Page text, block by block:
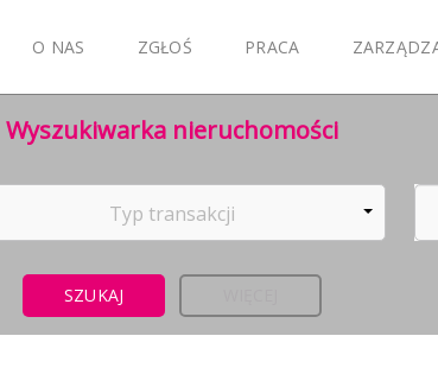
O NAS ZGŁOŚ PRACA
Wyszukiwarka nieruchomości
Typ transakcji